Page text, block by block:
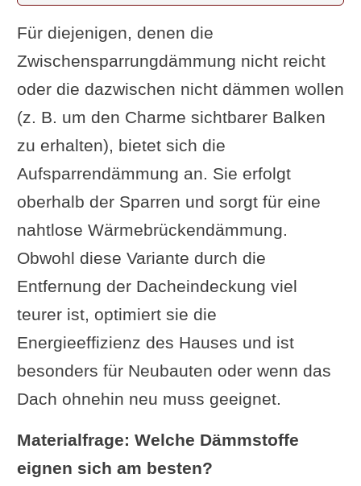
Für diejenigen, denen die
Zwischensparrungdämmung nicht reicht
oder die dazwischen nicht dämmen wollen
(z. B. um den Charme sichtbarer Balken
zu erhalten), bietet sich die
Aufsparrendämmung an. Sie erfolgt
oberhalb der Sparren und sorgt für eine
nahtlose Wärmebrückendämmung.
Obwohl diese Variante durch die
Entfernung der Dacheindeckung viel
teurer ist, optimiert sie die
Energieeffizienz des Hauses und ist
besonders für Neubauten oder wenn das
Dach ohnehin neu muss geeignet.
Materialfrage: Welche Dämmstoffe
eignen sich am besten?